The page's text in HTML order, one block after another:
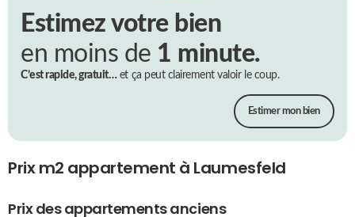
Estimez votre bien
en moins de 1 minute.
C’est rapide, gratuit…et ça peut clairement valoir le coup.
Estimer mon bien
Prix m2 appartement à Laumesfeld
Prix des appartements anciens